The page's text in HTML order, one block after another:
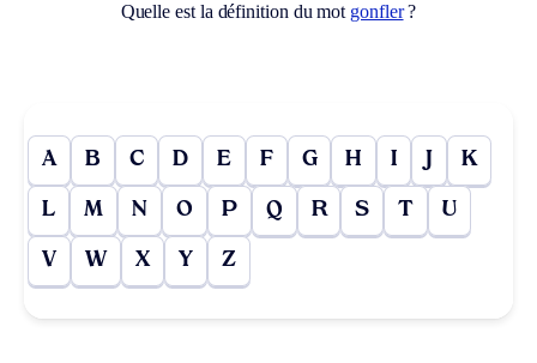
Quelle est la définition du mot gonfler?
A B C D E F G H I J K
L M N O P Q R S T U
V W X Y Z